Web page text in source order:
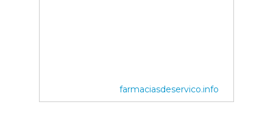
farmaciasdeservico.info